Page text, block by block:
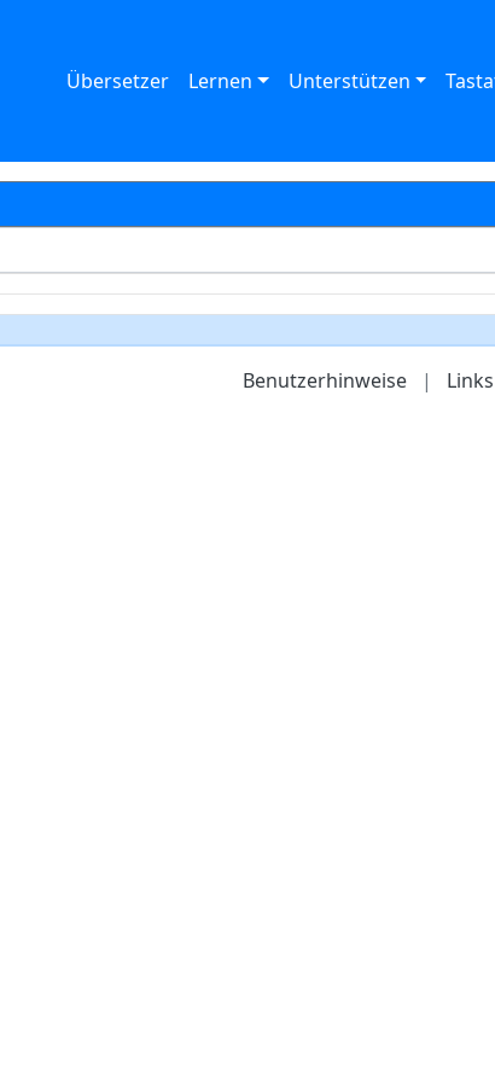
Übersetzer Lernen Unterstützen
Benutzerhinweise | Links